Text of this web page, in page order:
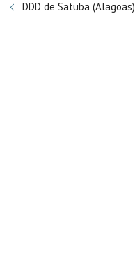
DDD de Satuba (Alagoas)